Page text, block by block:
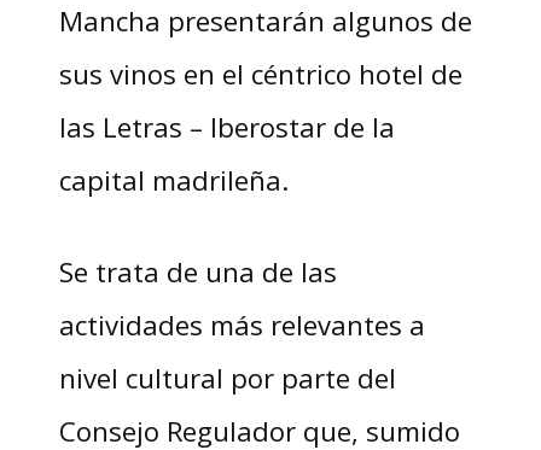
Mancha presentarán algunos de
sus vinos en el céntrico hotel de
las Letras – Iberostar de la
capital madrileña.
Se trata de una de las
actividades más relevantes a
nivel cultural por parte del
Consejo Regulador que, sumido